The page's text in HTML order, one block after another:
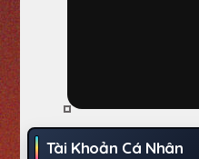
Tài Khoản Cá Nhân